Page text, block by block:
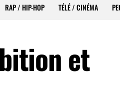
RAP / HIP-HOP TÉLÉ / CINÉMA
et